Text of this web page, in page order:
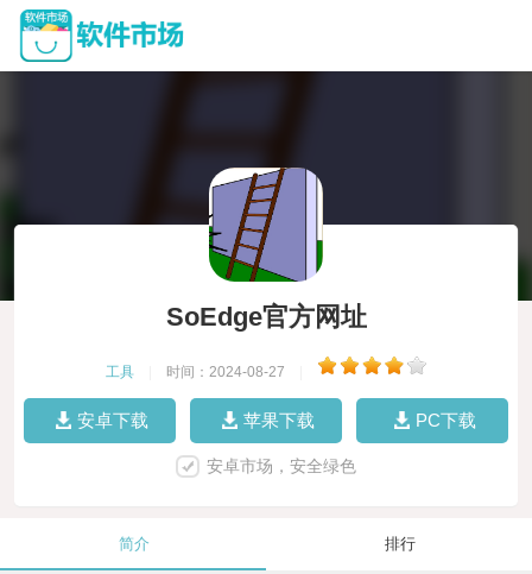
SoEdge官方网址
工具 时间：2024-08-27
安卓下载 苹果下载 PC下载
安卓市场，安全绿色
简介 排行